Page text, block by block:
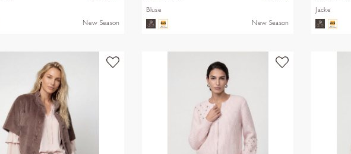
New Season
Bluse
New Season
Jacke